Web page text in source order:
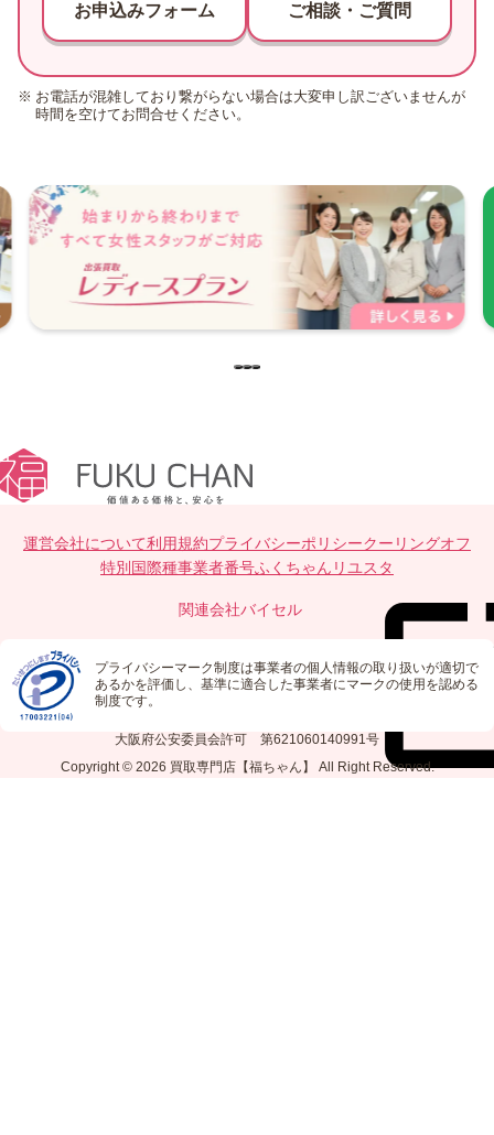
お申込みフォーム ご相談・ご質問
お電話が混雑しており繋がらない場合は大変申し訳ございませんが
時間を空けてお問合せください。
運営会社について利用規約プライバシーポリシークーリングオフ
特別国際種事業者番号ふくちゃんリユスタ
関連会社バイセル
プライバシーマーク制度は事業者の個人情報の取り扱いが適切で
あるかを評価し、基準に適合した事業者にマークの使用を認める
制度です。
大阪府公安委員会許可 第621060140991号
Copyright © 2026 買取専門店【福ちゃん】 All Right Reserved.